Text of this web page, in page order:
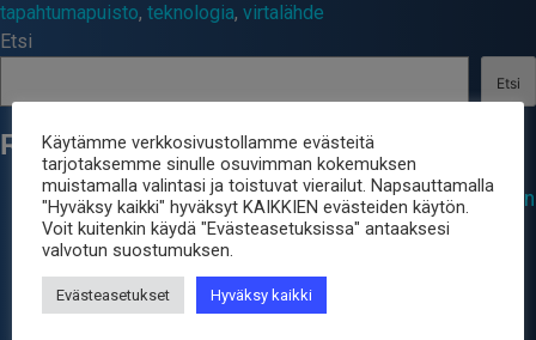
tapahtumapuisto, teknologia, virtalähde
Etsi
Etsi
Recent Posts
Gmail sähköpostien kanssa ongelmaa, jota korjataan
2025 Kevään ja kesän poikkeavat aikataulut
Triax Unix 52 jälleen saatavilla
Muutoksia Elektrolinnan pakettien lähetyspäiviin ja
Käytämme verkkosivustollamme evästeitä
tarjotaksemme sinulle osuvimman kokemuksen
muistamalla valintasi ja toistuvat vierailut. Napsauttamalla
"Hyväksy kaikki" hyväksyt KAIKKIEN evästeiden käytön.
Voit kuitenkin käydä "Evästeasetuksissa" antaaksesi
valvotun suostumuksen.
Evästeasetukset Hyväksy kaikki